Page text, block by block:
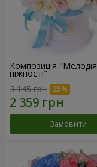
Композиція "Мелодія
ніжності"
3 145 грн
Замовити